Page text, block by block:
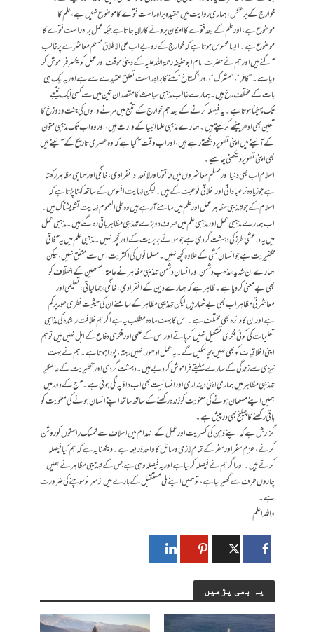
خوارج کے برعکس، ہماری روایت میں عقیدہ براہ راست فتوے کا موضوع نہیں ہے، علم کا
موضوع ہے، اور علم کے بعد فتوے کا امکان بروئے کار لایا جاتا ہے جبکہ عمل براہ راست فتوے کا
موضوع ہے۔ ایسا محسوس ہوتا ہے کہ خوارج کے رویے اب علی الاطلاق مسلم معاشرے پر غالب
آ گئے ہیں اور ہم نے حضرت امام ابوحنیفہ رحمۃ اللہ علیہ کے دینی موقف اور عمل کو یکسر فراموش کر
دیا ہے۔ ”کافر“، ”مشرک“، اور ”گستاخ“ کہنے کا براہِ راست تعلق عقیدے سے ہے اور یہ ایک ہی
بات کے مختلف رخ ہیں۔ ہمارے غالب مذہبی مباحث کا مقصد ان تین میں سے کسی ایک نتیجے
تک پہنچنا ہوتا ہے۔ یہ فیصلہ کرنے کے بعد ہم خوارج کے تتبع میں مرنے والوں کی جنت و دوزخ کا
تعین بھی ادھر بیٹھے کر لیتے ہیں۔ ہمارے مذہبی علما انبیا کے وارث ہیں، اور وہ اب تک مذہبی متون
کے آئینے میں اپنی تصویر دیکھتے رہے ہیں، اور اب وقت آ گیا ہے کہ وہ عصری تاریخ کے آئینے میں
بھی اپنی تصویر دیکھنی چاہیے۔
اسلام اب بھی دنیا اور مسلم معاشروں میں طاقتور اور لاتعداد انفرادی، خانگی اور سماجی مظاہر رکھتا
ہے جو زیادہ تر عباداتی اور اخلاقی نوعیت کے ہیں۔ لیکن نہایت افسوس کے ساتھ کہنا پڑتا ہے کہ
اسلام کے جو تہذیبی مظاہر عمل اور علم میں سامنے آ رہے ہیں وہ علی العموم نہایت تشویشناک ہیں۔
اب ہمارے مذہبی عمل اور مذہبی علم میں صرف دو بڑے تہذیبی مظاہر باقی رہ گئے ہیں۔ مذہبی عمل
میں یہ داعشی طرز کی دہشت گردی ہے جو سوائے بربریت کے اور کچھ نہیں۔ مذہبی علم میں یہ آفاقی
تکفیریت ہے جو انسان کشی کے علاوہ کچھ نہیں۔ مسلمانوں کی اکثریت اس سے متفق نہیں، لیکن
ہمارے ان شدید، مذہب دشمن اور انسان دشمن تہذیبی مظاہر نے عامۃ المسلمین کے اختلاف کو
بھی بے معنی کر دیا ہے۔ ظاہر ہےکہ ہمارے دین کے انفرادی، خانگی، جمالیاتی، تعلیمی اور
معاشرتی مظاہر اب بھی بے شمار ہیں لیکن تہذیبی مظاہر کے سامنے ان کی حیثیت فطری طور پر کم
ہے اور ان کا دائرہ بھی مختلف ہے۔ اس کا بہت سادہ مطلب یہ ہے اگر ہم خلافت راشدہ کی مذہبی
تعلیمات کی کوئی فکری تشکیل نہیں کر پاتے اور اس کے علمی اور فکری دفاع کے اہل نہیں ہیں تو ہم
اپنی اخلاقیات کو بھی نہیں بچا سکیں گے۔ یہ عمل ادھورا نہیں رہتا، پورا ہوتا ہے۔ ہم نے بہت
تیزی سے زندگی کے سارے سلیقے فراموش کر دیے ہیں۔ دہشت گردی اور تکفیریت کے عالمگیر
تہذیبی مظاہر میں ہماری اپنی دینداری اور انسانیت بھی اب داؤ پہ لگی ہوئی ہے۔ آج کے دور میں
ہمیں اپنے مسلمان ہونے کی معنویت کو زندہ رکھنے کے ساتھ ساتھ اپنے انسان ہونے کی معنویت کو
باقی رکھنے کا چیلنج بھی درپیش ہے۔
گزارش ہے کہ اپنے ذہن کی کسریت اور عمل کے انہدام میں اسلاف سے تمسک راستوں کو روشن
کرنے، عزم سفر اور سفر کے تمام لازمی وسائل کا واحد ذریعہ ہے۔ دیکھنا یہ ہے کہ ہم کیا فیصلہ
کرتے ہیں۔ اور اگر ہم نے فیصلہ کر لیا ہے اور یہ فیصلہ وہی ہے جس کے تہذیبی مظاہر نے ہمیں
چاروں طرف سے گھیر لیا ہے، تو ہمیں اپنے ملی مستقبل کے بارے میں ازسرنو سوچنے کی ضرورت
ہے۔
واللہ اعلم
یہ بھی پڑھیں